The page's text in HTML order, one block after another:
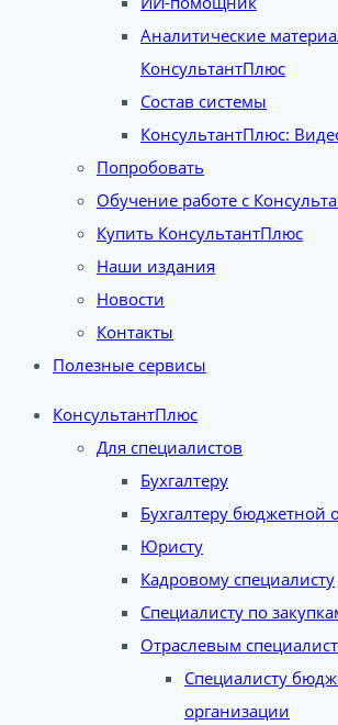
Аналитические
КонсультантПлюс
Состав системы
КонсультантПлюс:
Попробовать
Обучение работе с
Купить КонсультантПлюс
Наши издания
Новости
Контакты
Полезные сервисы
КонсультантПлюс
Для специалистов
Бухгалтеру
Бухгалтеру бюджетной
Юристу
Кадровому специалисту
Специалисту по
Отраслевым
Специалисту
организации